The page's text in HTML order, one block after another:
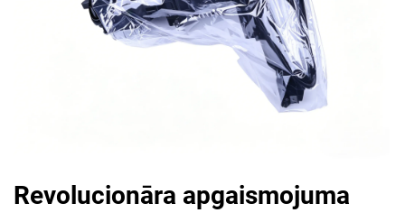
Revolucionāra apgaismojuma